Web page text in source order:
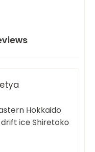
Hokkaido
ice Shiretoko